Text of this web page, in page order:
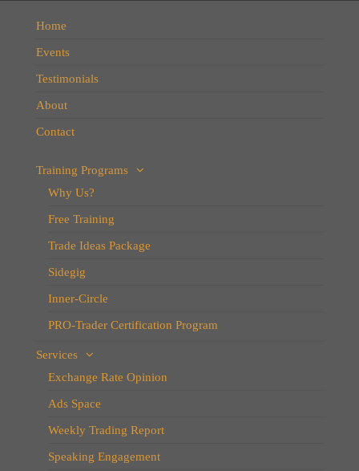
Home
Events
Testimonials
About
Contact
Training Programs
Why Us?
Free Training
Trade Ideas Package
Sidegig
Inner-Circle
PRO-Trader Certification Program
Services
Exchange Rate Opinion
Ads Space
Weekly Trading Report
Speaking Engagement